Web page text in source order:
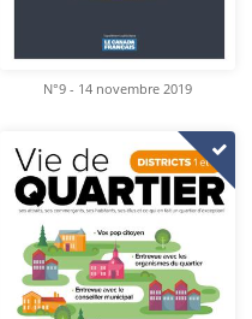
N°9 - 14 novembre 2019